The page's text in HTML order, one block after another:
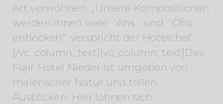
Art verwöhnen. „Unsere Kompositionen
werden Ihnen viele ´Ahs´ und ´Ohs´
entlocken“, verspricht der Hotelchef.
[/vc_column_text][vc_column_text]Das
Flair Hotel Nieder ist umgeben von
malerischer Natur und tollen
Ausblicken. Hier lohnen sich